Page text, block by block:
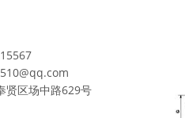
贤区场中路629号